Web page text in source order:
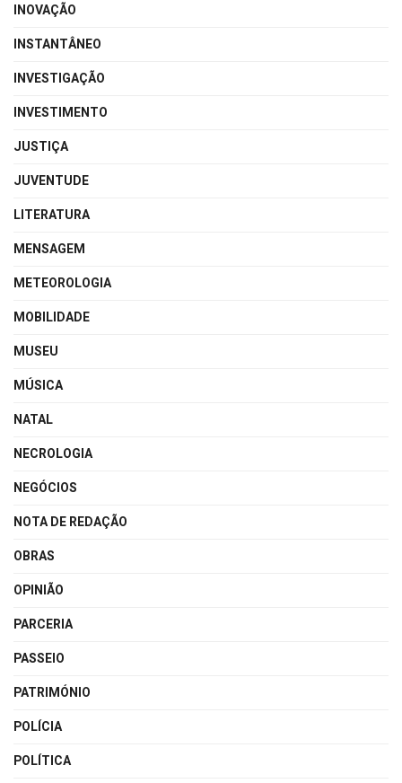
INOVAÇÃO
INSTANTÂNEO
INVESTIGAÇÃO
INVESTIMENTO
JUSTIÇA
JUVENTUDE
LITERATURA
MENSAGEM
METEOROLOGIA
MOBILIDADE
MUSEU
MÚSICA
NATAL
NECROLOGIA
NEGÓCIOS
NOTA DE REDAÇÃO
OBRAS
OPINIÃO
PARCERIA
PASSEIO
PATRIMÓNIO
POLÍCIA
POLÍTICA